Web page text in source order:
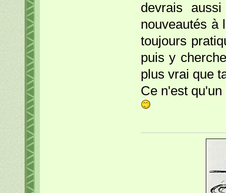
devrais
nouveautés à
toujours
puis y
plus vrai que
Ce n'est